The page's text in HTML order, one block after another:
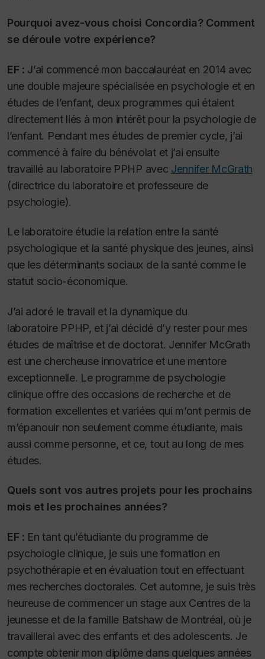
Pourquoi avez-vous choisi Concordia? Comment
se déroule votre expérience?
EF : J’ai commencé mon baccalauréat en 2014 avec
une double majeure spécialisée en psychologie et en
études de l’enfant, deux programmes qui étaient
directement liés à mon intérêt pour la psychologie de
l’enfant. Pendant mes études de premier cycle, j’ai
commencé à faire du bénévolat et j’ai ensuite
travaillé au laboratoire PPHP avec Jennifer McGrath
(directrice du laboratoire et professeure de
psychologie).
Le laboratoire étudie la relation entre la santé
psychologique et la santé physique des jeunes, ainsi
que les déterminants sociaux de la santé comme le
statut socio-économique.
J’ai adoré le travail et la dynamique du
laboratoire PPHP, et j’ai décidé d’y rester pour mes
études de maîtrise et de doctorat. Jennifer McGrath
est une chercheuse innovatrice et une mentore
exceptionnelle. Le programme de psychologie
clinique offre des occasions de recherche et de
formation excellentes et variées qui m’ont permis de
m’épanouir non seulement comme étudiante, mais
aussi comme personne, et ce, tout au long de mes
études.
Quels sont vos autres projets pour les prochains
mois et les prochaines années?
EF : En tant qu’étudiante du programme de
psychologie clinique, je suis une formation en
psychothérapie et en évaluation tout en effectuant
mes recherches doctorales. Cet automne, je suis très
heureuse de commencer un stage aux Centres de la
jeunesse et de la famille Batshaw de Montréal, où je
travaillerai avec des enfants et des adolescents. Je
compte obtenir mon diplôme dans quelques années